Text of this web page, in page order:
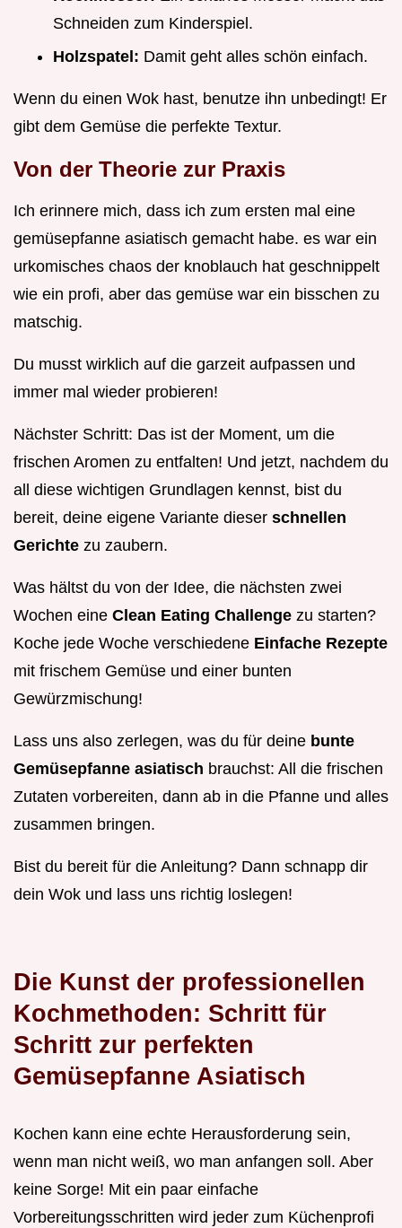
Schneiden zum Kinderspiel.
Holzspatel: Damit geht alles schön einfach.
Wenn du einen Wok hast, benutze ihn unbedingt! Er
gibt dem Gemüse die perfekte Textur.
Von der Theorie zur Praxis
Ich erinnere mich, dass ich zum ersten mal eine
gemüsepfanne asiatisch gemacht habe. es war ein
urkomisches chaos der knoblauch hat geschnippelt
wie ein profi, aber das gemüse war ein bisschen zu
matschig.
Du musst wirklich auf die garzeit aufpassen und
immer mal wieder probieren!
Nächster Schritt: Das ist der Moment, um die
frischen Aromen zu entfalten! Und jetzt, nachdem du
all diese wichtigen Grundlagen kennst, bist du
bereit, deine eigene Variante dieser schnellen
Gerichte zu zaubern.
Was hältst du von der Idee, die nächsten zwei
Wochen eine Clean Eating Challenge zu starten?
Koche jede Woche verschiedene Einfache Rezepte
mit frischem Gemüse und einer bunten
Gewürzmischung!
Lass uns also zerlegen, was du für deine bunte
Gemüsepfanne asiatisch brauchst: All die frischen
Zutaten vorbereiten, dann ab in die Pfanne und alles
zusammen bringen.
Bist du bereit für die Anleitung? Dann schnapp dir
dein Wok und lass uns richtig loslegen!
Die Kunst der professionellen
Kochmethoden: Schritt für
Schritt zur perfekten
Gemüsepfanne Asiatisch
Kochen kann eine echte Herausforderung sein,
wenn man nicht weiß, wo man anfangen soll. Aber
keine Sorge! Mit ein paar einfache
Vorbereitungsschritten wird jeder zum Küchenprofi